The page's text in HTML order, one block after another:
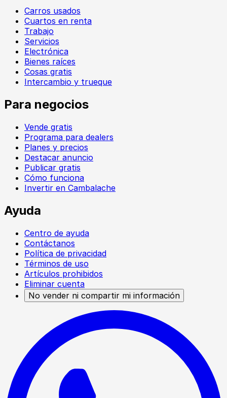
Carros usados
Cuartos en renta
Trabajo
Servicios
Electrónica
Bienes raíces
Cosas gratis
Intercambio y trueque
Para negocios
Vende gratis
Programa para dealers
Planes y precios
Destacar anuncio
Publicar gratis
Cómo funciona
Invertir en Cambalache
Ayuda
Centro de ayuda
Contáctanos
Política de privacidad
Términos de uso
Artículos prohibidos
Eliminar cuenta
No vender ni compartir mi información